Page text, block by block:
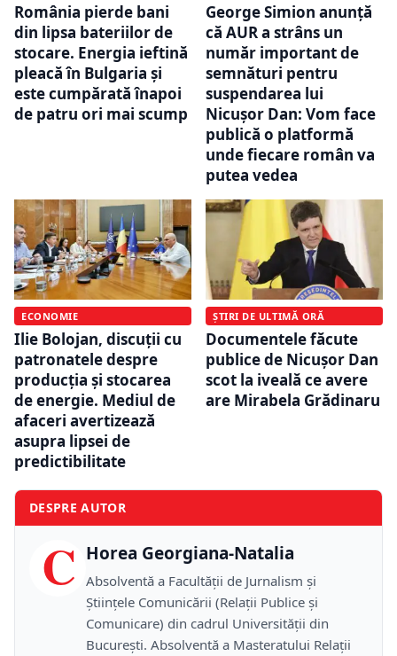
România pierde bani
din lipsa bateriilor de
stocare. Energia ieftină
pleacă în Bulgaria și
este cumpărată înapoi
de patru ori mai scump
George Simion anunță
că AUR a strâns un
număr important de
semnături pentru
suspendarea lui
Nicușor Dan: Vom face
publică o platformă
unde fiecare român va
putea vedea
ECONOMIE
Ilie Bolojan, discuții cu
patronatele despre
producția și stocarea
de energie. Mediul de
afaceri avertizează
asupra lipsei de
predictibilitate
ȘTIRI DE ULTIMĂ ORĂ
Documentele făcute
publice de Nicușor Dan
scot la iveală ce avere
are Mirabela Grădinaru
DESPRE AUTOR
C Horea Georgiana-Natalia
Absolventă a Facultății de Jurnalism și
Științele Comunicării (Relații Publice și
Comunicare) din cadrul Universității din
București. Absolventă a Masteratului Relații